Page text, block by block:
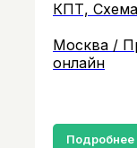
КПТ,
Москва /
онлайн
Подробнее